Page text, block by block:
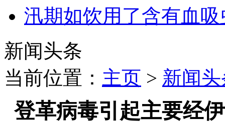
汛期如饮用了含有血吸
新闻头条
当前位置： 主页 > 新闻
登革病毒引起主要经